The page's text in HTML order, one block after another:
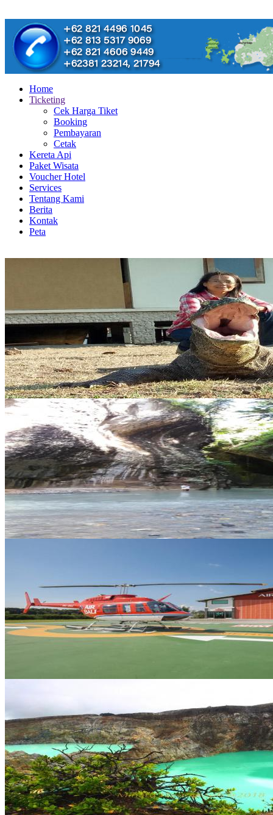
Home
Ticketing
Cek Harga Tiket
Booking
Pembayaran
Cetak
Kereta Api
Paket Wisata
Voucher Hotel
Services
Tentang Kami
Berita
Kontak
Peta